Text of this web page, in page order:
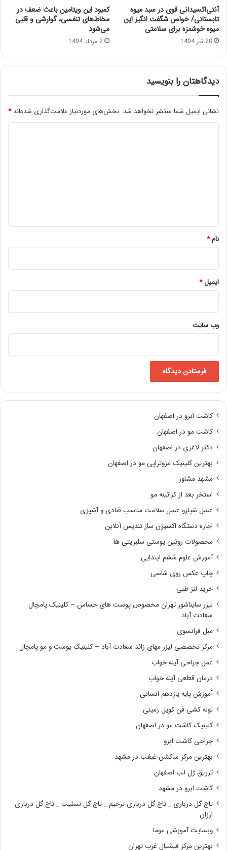
آنتی‌اکسیدانی قوی در سبد میوه
تابستانی/ خواص شگفت انگیز این
میوه خوشمزه برای سلامتی
28 تیر 1404
کمبود این ویتامین باعث ضعف در
مخاط‌های تنفسی، گوارشی و قلبی
می‌شود
2 مرداد 1404
دیدگاهتان را بنویسید
نشانی ایمیل شما منتشر نخواهد شد. بخش‌های موردنیاز علامت‌گذاری شده‌اند*
نام*
ایمیل*
وب‌ سایت
کاشت ابرو در اصفهان
کاشت مو در اصفهان
دکتر لاغری در اصفهان
بهترین کلینیک مزوتراپی مو در اصفهان
مشهد مشاور
استخر بعد از کراتینه مو
عسل شیلزو عسل سلامت مناسب قنادی و آشپزی
اجاره دستگاه اکسیژن ساز تندیس آنلاین
محصولات روتین پوستی سلبریتی ها
آموزش علوم ششم ابتدایی
چاپ عکس روی شاسی
خرید لنز طبی
لیزر سایناشور تهران مخصوص پوست های حساس – کلینیک پامچال
سعادت آباد
مبل فرانسوی
مرکز تخصصی لیزر مهای زائد سعادت آباد – کلینیک پوست و مو پامچال
عمل جراحی آپنه خواب
درمان قطعی آپنه خواب
آموزش پایه یازدهم انسانی
لوله کشی فن کویل زمینی
کلینیک کاشت مو در اصفهان
جراحی کاشت ابرو
بهترین مرکز ساکشن غبغب در مشهد
تزریق ژل لب اصفهان
کاشت ابرو در مشهد
تاج گل درباری _ تاج گل درباری ترحیم _ تاج گل تسلیت _ تاج گل درباری
ارزان
وبسایت آموزشی موما
بهترین مرکز فیشیال غرب تهران